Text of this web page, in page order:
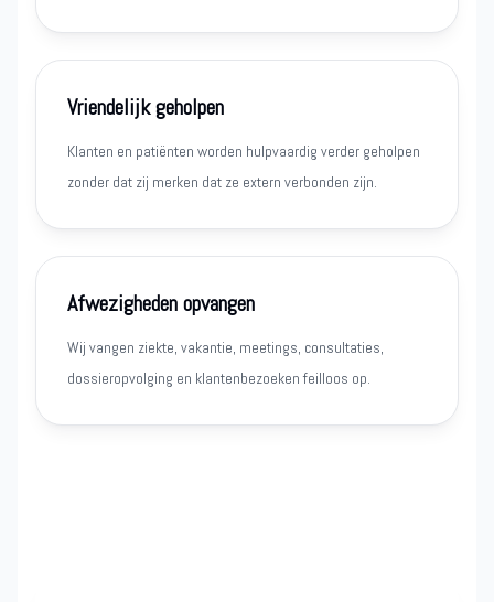
Vriendelijk geholpen
Klanten en patiënten worden hulpvaardig verder geholpen
zonder dat zij merken dat ze extern verbonden zijn.
Afwezigheden opvangen
Wij vangen ziekte, vakantie, meetings, consultaties,
dossieropvolging en klantenbezoeken feilloos op.